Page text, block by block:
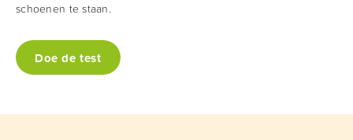
schoenen te staan.
Doe de test